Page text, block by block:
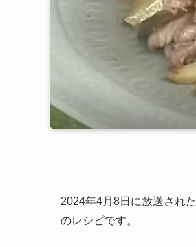
2024年4月8日に放送された
のレシピです。